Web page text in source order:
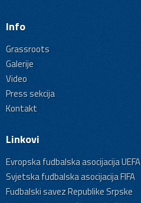
Info
Grassroots
Galerije
Video
Press sekcija
Kontakt
Linkovi
Evropska fudbalska asocijacija UEFA
Svjetska fudbalska asocijacija FIFA
Fudbalski savez Republike Srpske